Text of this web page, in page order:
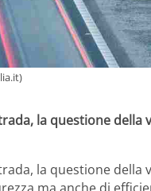
la questione
la questione